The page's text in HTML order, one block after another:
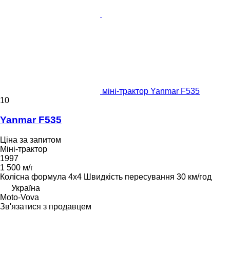
міні-трактор Yanmar F535
10
Yanmar F535
Ціна за запитом
Міні-трактор
1997
1 500 м/г
Колісна формула 4x4 Швидкість пересування 30 км/год
Україна
Moto-Vova
Зв'язатися з продавцем